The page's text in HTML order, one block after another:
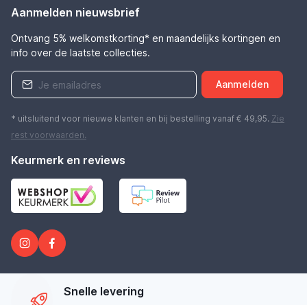
Aanmelden nieuwsbrief
Ontvang 5% welkomstkorting* en maandelijks kortingen en
info over de laatste collecties.
Aanmelden
* uitsluitend voor nieuwe klanten en bij bestelling vanaf € 49,95. Zie
rest voorwaarden.
Keurmerk en reviews
Snelle levering